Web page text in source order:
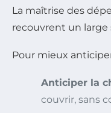
La maîtrise des
recouvrent un large
Pour mieux
Anticiper la
couvrir, sans